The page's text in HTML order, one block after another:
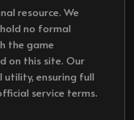
resource. We
no formal
the game
on this site. Our
ensuring full
service terms.